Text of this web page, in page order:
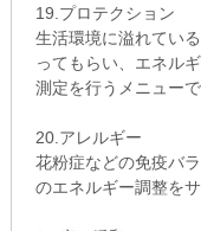
19.プロテクション
生活環境に溢れてい
ってもらい、エネル
測定を行うメニューで
20.アレルギー
花粉症などの免疫バ
のエネルギー調整を